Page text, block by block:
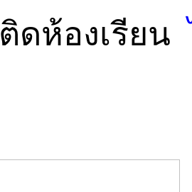
ดห้องเรียน